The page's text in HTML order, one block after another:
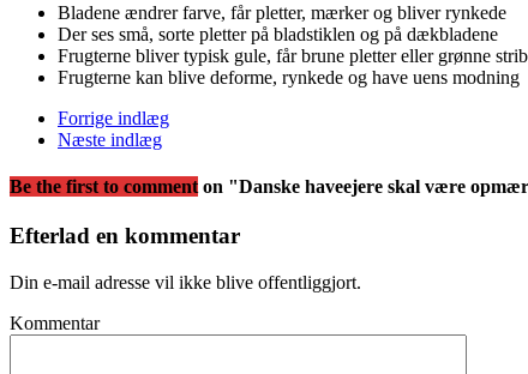
Bladene ændrer farve, får pletter, mærker og bliver rynkede
Der ses små, sorte pletter på bladstiklen og på dækbladene
Frugterne bliver typisk gule, får brune pletter eller grønne
Frugterne kan blive deforme, rynkede og have uens modning
Forrige indlæg
Næste indlæg
Be the first to comment on "Danske haveejere skal være
Efterlad en kommentar
Din e-mail adresse vil ikke blive offentliggjort.
Kommentar